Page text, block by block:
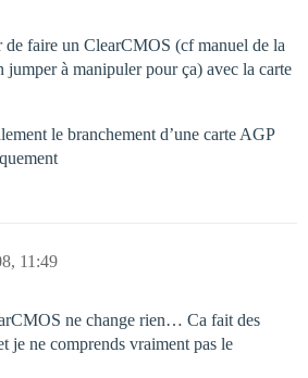
de faire un ClearCMOS (cf manuel de la
à manipuler pour ça) avec la carte
le branchement d’une carte AGP
11:49
ne change rien… Ca fait des
je ne comprends vraiment pas le